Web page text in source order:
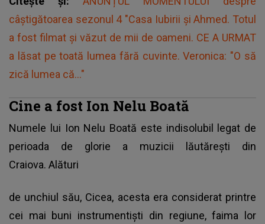
câștigătoarea sezonul 4 "Casa Iubirii și Ahmed. Totul
a fost filmat și văzut de mii de oameni. CE A URMAT
a lăsat pe toată lumea fără cuvinte. Veronica: "O să
zică lumea că..."
Cine a fost Ion Nelu Boată
Numele lui Ion Nelu Boată este indisolubil legat de
perioada de glorie a muzicii lăutărești din
Craiova. Alături
de unchiul său, Cicea, acesta era considerat printre
cei mai buni instrumentiști din regiune, faima lor